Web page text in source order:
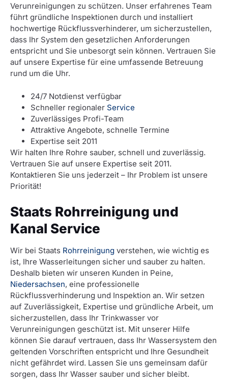
Verunreinigungen zu schützen. Unser erfahrenes Team
führt gründliche Inspektionen durch und installiert
hochwertige Rückflussverhinderer, um sicherzustellen,
dass Ihr System den gesetzlichen Anforderungen
entspricht und Sie unbesorgt sein können. Vertrauen Sie
auf unsere Expertise für eine umfassende Betreuung
rund um die Uhr.
24/7 Notdienst verfügbar
Schneller regionaler Service
Zuverlässiges Profi-Team
Attraktive Angebote, schnelle Termine
Expertise seit 2011
Wir halten Ihre Rohre sauber, schnell und zuverlässig.
Vertrauen Sie auf unsere Expertise seit 2011.
Kontaktieren Sie uns jederzeit – Ihr Problem ist unsere
Priorität!
Staats Rohrreinigung und
Kanal Service
Wir bei Staats Rohrreinigung verstehen, wie wichtig es
ist, Ihre Wasserleitungen sicher und sauber zu halten.
Deshalb bieten wir unseren Kunden in Peine,
Niedersachsen, eine professionelle
Rückflussverhinderung und Inspektion an. Wir setzen
auf Zuverlässigkeit, Expertise und gründliche Arbeit, um
sicherzustellen, dass Ihr Trinkwasser vor
Verunreinigungen geschützt ist. Mit unserer Hilfe
können Sie darauf vertrauen, dass Ihr Wassersystem den
geltenden Vorschriften entspricht und Ihre Gesundheit
nicht gefährdet wird. Lassen Sie uns gemeinsam dafür
sorgen, dass Ihr Wasser sauber und sicher bleibt.